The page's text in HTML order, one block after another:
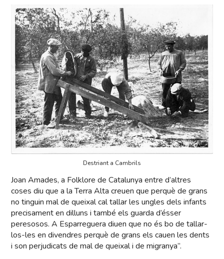
Destriant a Cambrils
Joan Amades, a Folklore de Catalunya entre d’altres
coses diu que a la Terra Alta creuen que perquè de grans
no tinguin mal de queixal cal tallar les ungles dels infants
precisament en dilluns i també els guarda d’ésser
peresosos. A Esparreguera diuen que no és bo de tallar-
los-les en divendres perquè de grans els cauen les dents
i son perjudicats de mal de queixal i de migranya”.